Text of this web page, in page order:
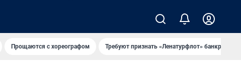
Прощаются с хореографом Требуют признать «Ленатурфлот» банкротом